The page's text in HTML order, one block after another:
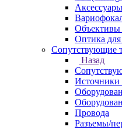
Аксессуары
Объективы
Оптика для
Сопутствующие
Назад
Источники
Провода
Разъемы/